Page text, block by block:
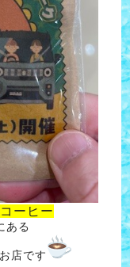
ーヒー
ある
店です